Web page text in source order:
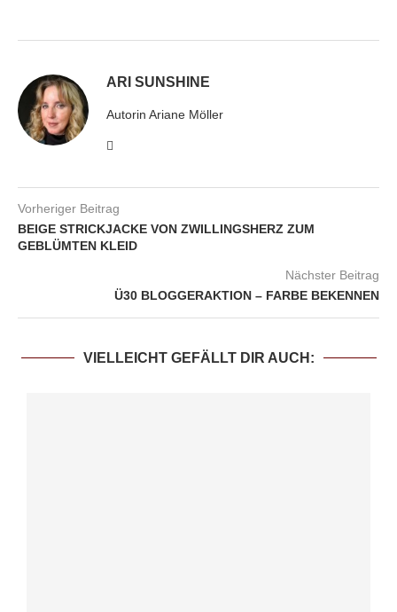
ARI SUNSHINE
Autorin Ariane Möller
Vorheriger Beitrag
BEIGE STRICKJACKE VON ZWILLINGSHERZ ZUM
GEBLÜMTEN KLEID
Nächster Beitrag
Ü30 BLOGGERAKTION – FARBE BEKENNEN
VIELLEICHT GEFÄLLT DIR AUCH: